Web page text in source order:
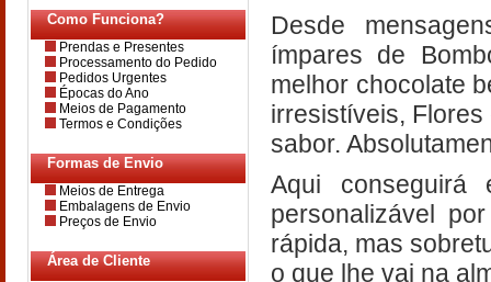
Como Funciona?
Prendas e Presentes
Processamento do Pedido
Pedidos Urgentes
Épocas do Ano
Meios de Pagamento
Termos e Condições
Formas de Envio
Meios de Entrega
Embalagens de Envio
Preços de Envio
Área de Cliente
Desde
ímpares de
melhor chocolate
irresistíveis,
sabor.
Aqui conseguirá
personalizável
rápida, mas
o que lhe vai na